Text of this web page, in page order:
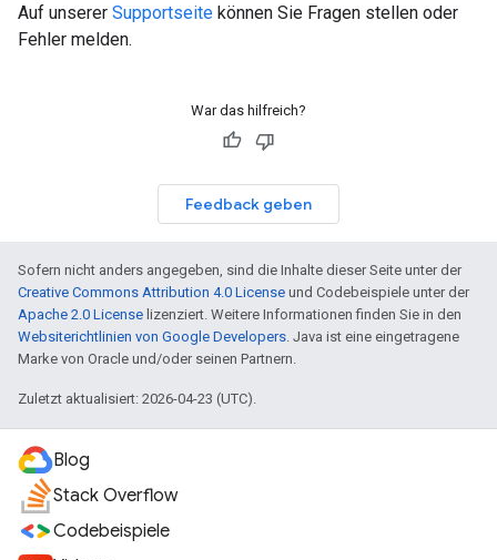
Auf unserer Supportseite können Sie Fragen stellen oder
Fehler melden.
War das hilfreich?
Feedback geben
Sofern nicht anders angegeben, sind die Inhalte dieser Seite unter der
Creative Commons Attribution 4.0 License und Codebeispiele unter der
Apache 2.0 License lizenziert. Weitere Informationen finden Sie in den
Websiterichtlinien von Google Developers . Java ist eine eingetragene
Marke von Oracle und/oder seinen Partnern.
Zuletzt aktualisiert: 2026-04-23 (UTC).
Blog
Stack Overflow
Codebeispiele